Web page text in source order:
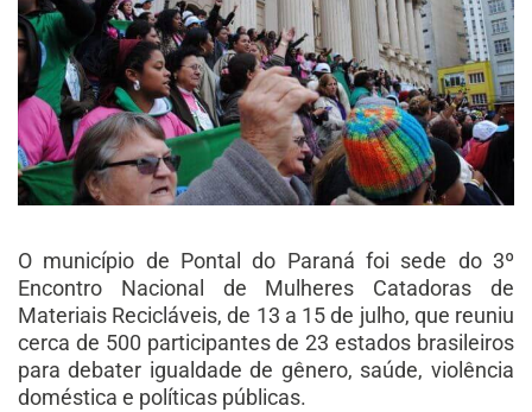
O município de Pontal do Paraná foi sede do 3º
Encontro Nacional de Mulheres Catadoras de
Materiais Recicláveis, de 13 a 15 de julho, que reuniu
cerca de 500 participantes de 23 estados brasileiros
para debater igualdade de gênero, saúde, violência
doméstica e políticas públicas.